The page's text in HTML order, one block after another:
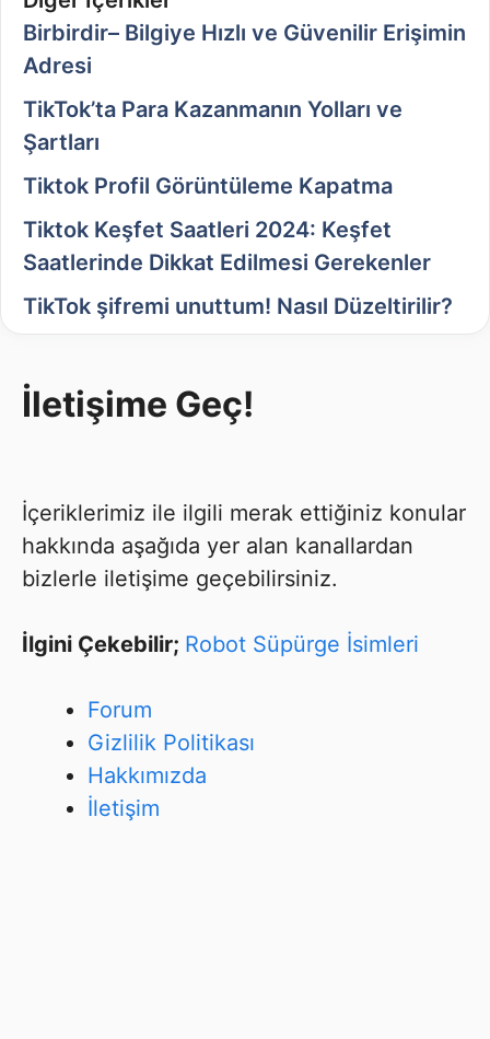
Birbirdir– Bilgiye Hızlı ve Güvenilir Erişimin
Adresi
TikTok’ta Para Kazanmanın Yolları ve
Şartları
Tiktok Profil Görüntüleme Kapatma
Tiktok Keşfet Saatleri 2024: Keşfet
Saatlerinde Dikkat Edilmesi Gerekenler
TikTok şifremi unuttum! Nasıl Düzeltirilir?
İletişime Geç!
İçeriklerimiz ile ilgili merak ettiğiniz konular
hakkında aşağıda yer alan kanallardan
bizlerle iletişime geçebilirsiniz.
İlgini Çekebilir; Robot Süpürge İsimleri
Forum
Gizlilik Politikası
Hakkımızda
İletişim